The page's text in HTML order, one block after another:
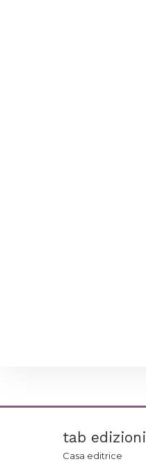
tab edizioni
Casa editrice